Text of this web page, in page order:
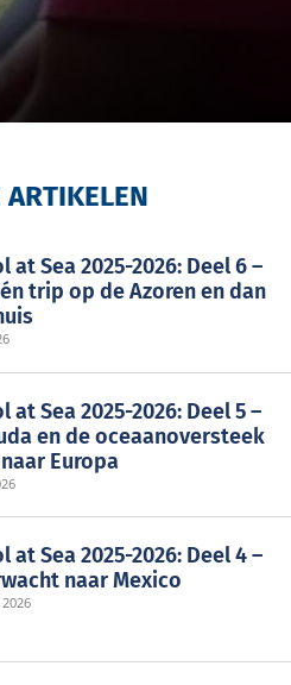
ARTIKELEN
at Sea 2025-2026: Deel 6 –
trip op de Azoren en dan
at Sea 2025-2026: Deel 5 –
en de oceaanoversteek
Europa
at Sea 2025-2026: Deel 4 –
naar Mexico